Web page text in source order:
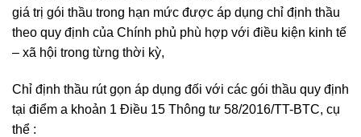
giá trị gói thầu trong hạn mức được áp dụng chỉ định thầu
theo quy định của Chính phủ phù hợp với điều kiện kinh tế
– xã hội trong từng thời kỳ,
Chỉ định thầu rút gọn áp dụng đối với các gói thầu quy định
tại điểm a khoản 1 Điều 15 Thông tư 58/2016/TT-BTC, cụ
thể :